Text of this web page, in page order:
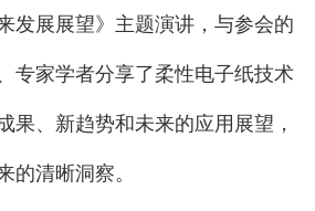
发展展望》主题演讲，与参会的
专家学者分享了柔性电子纸技术
果、新趋势和未来的应用展望，
的清晰洞察。